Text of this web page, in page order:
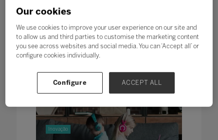
aos estudantes marcam a Bett
28 mar. 2022 Redação Bett Blog
Inovação
Our cookies
We use cookies to improve your user experience on our site and
to allow us and third parties to customise the marketing content
you see across websites and social media. You can ‘Accept all’ or
configure cookies individually.
Configure ACCEPT ALL